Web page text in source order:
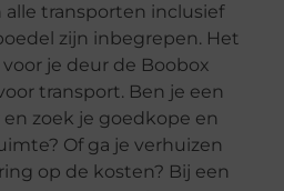
alle transporten inclusief
zijn inbegrepen. Het
je deur de Boobox
transport. Ben je een
zoek je goedkope en
Of ga je verhuizen
op de kosten? Bij een